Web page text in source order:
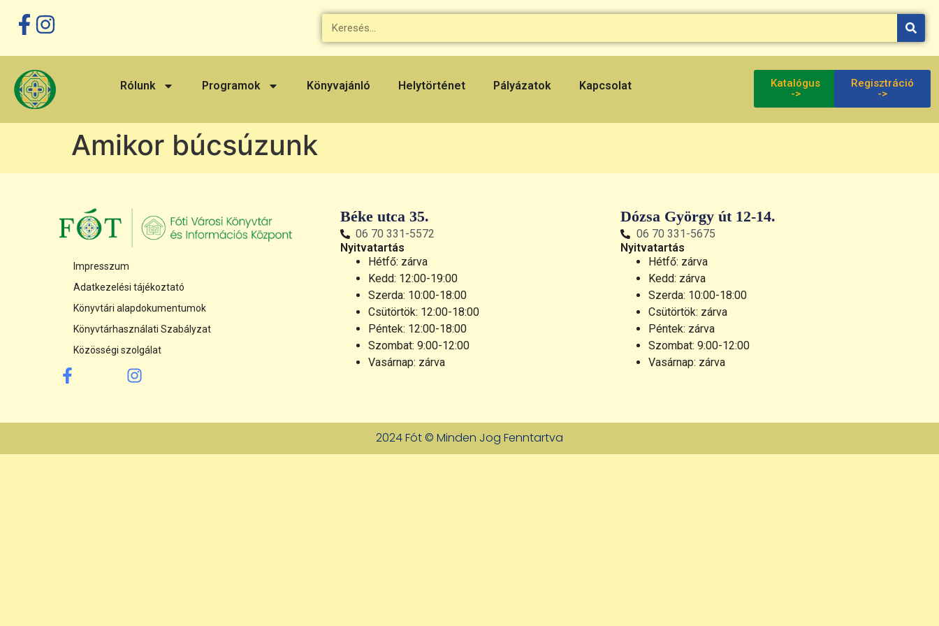
Rólunk Programok Könyvajánló Helytörténet Pályázatok Kapcsolat
Katalógus
->
Regisztráció
->
Amikor búcsúzunk
Impresszum
Adatkezelési tájékoztató
Könyvtári alapdokumentumok
Könyvtárhasználati Szabályzat
Közösségi szolgálat
Béke utca 35.
06 70 331-5572
Nyitvatartás
Hétfő: zárva
Kedd: 12:00-19:00
Szerda: 10:00-18:00
Csütörtök: 12:00-18:00
Péntek: 12:00-18:00
Szombat: 9:00-12:00
Vasárnap: zárva
Dózsa György út 12-14.
06 70 331-5675
Nyitvatartás
Hétfő: zárva
Kedd: zárva
Szerda: 10:00-18:00
Csütörtök: zárva
Péntek: zárva
Szombat: 9:00-12:00
Vasárnap: zárva
2024 Fót © Minden Jog Fenntartva